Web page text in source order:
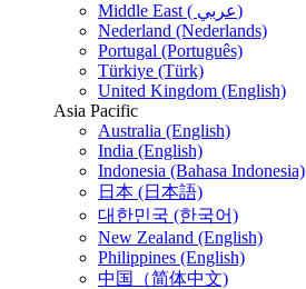
Middle East ( عربي)
Nederland (Nederlands)
Portugal (Português)
Türkiye (Türk)
United Kingdom (English)
Asia Pacific
Australia (English)
India (English)
Indonesia (Bahasa Indonesia)
日本 (日本語)
대한민국 (한국어)
New Zealand (English)
Philippines (English)
中国（简体中文)